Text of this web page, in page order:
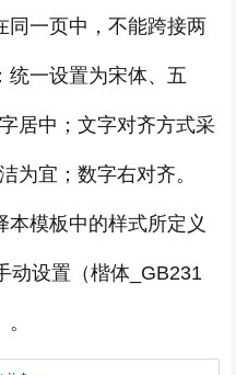
同一页中，不能跨接两
统一设置为宋体、五
居中；文字对齐方式采
为宜；数字右对齐。
本模板中的样式所定义
动设置（楷体_GB231